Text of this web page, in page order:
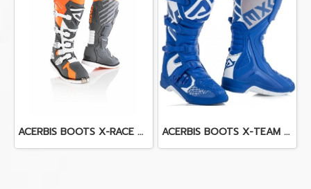
ACERBIS BOOTS X-RACE ORANGE/GREY ACERBIS BOOTS X-TEAM BLUE/WHITE